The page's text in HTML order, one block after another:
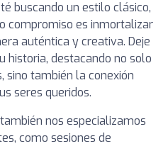
buscando un estilo clásico,
compromiso es inmortalizar
auténtica y creativa. Deje
historia, destacando no solo
sino también la conexión
seres queridos.
nos especializamos
como sesiones de